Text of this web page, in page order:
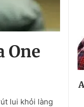
One
lui khỏi làng